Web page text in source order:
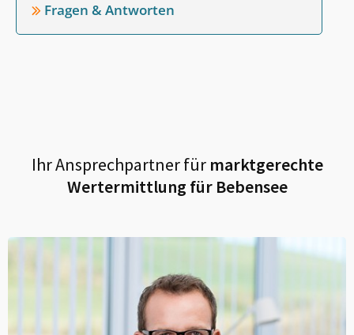
Fragen & Antworten
Ihr Ansprechpartner fürmarktgerechte
Wertermittlung für Bebensee